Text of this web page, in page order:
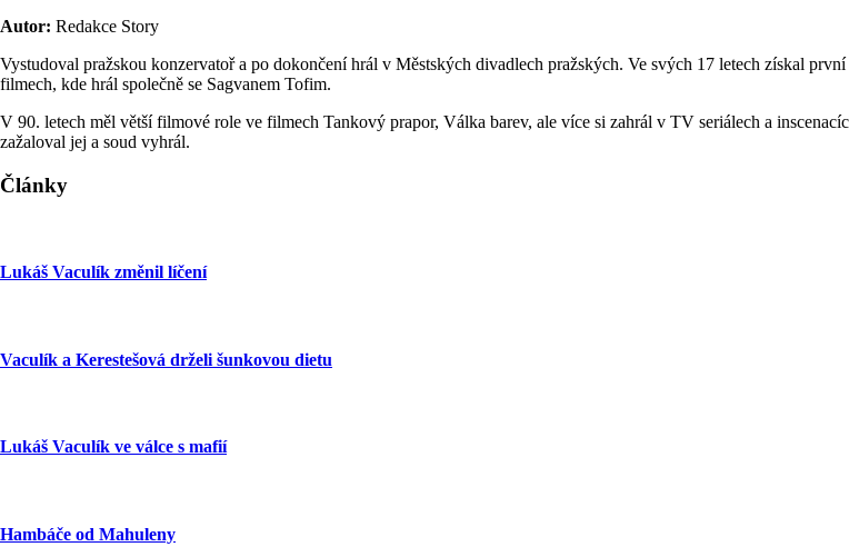
Autor: Redakce Story
Vystudoval pražskou konzervatoř a po dokončení hrál v Městských divadlech pražských. Ve svých 17 letech získal
filmech, kde hrál společně se Sagvanem Tofim.
V 90. letech měl větší filmové role ve filmech Tankový prapor, Válka barev, ale více si zahrál v TV seriálech a
zažaloval jej a soud vyhrál.
Články
Lukáš Vaculík změnil líčení
Vaculík a Kerestešová drželi šunkovou dietu
Lukáš Vaculík ve válce s mafií
Hambáče od Mahuleny